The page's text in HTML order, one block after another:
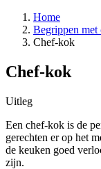
Home
Begrippen met
Chef-kok
Chef-kok
Uitleg
Een chef-kok is de
gerechten er op het
de keuken goed
zijn.